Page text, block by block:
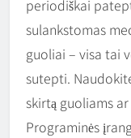
periodiškai
sulankstomas
guoliai – visa tai
sutepti.
skirtą guoliams
Programinės